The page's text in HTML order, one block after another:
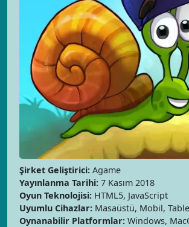
Şirket Geliştirici: Agame
Yayınlanma Tarihi: 7 Kasım 2018
Oyun Teknolojisi: HTML5, JavaScript
Uyumlu Cihazlar: Masaüstü, Mobil,
Oynanabilir Platformlar: Windows,